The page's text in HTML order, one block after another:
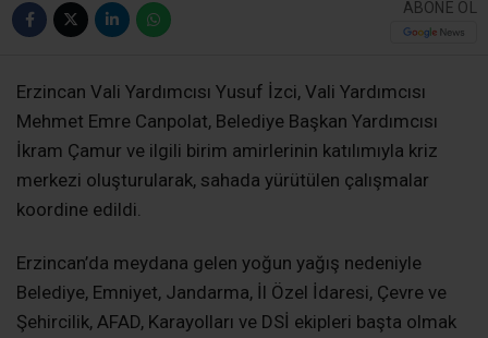
ABONE OL
Erzincan Vali Yardımcısı Yusuf İzci, Vali Yardımcısı
Mehmet Emre Canpolat, Belediye Başkan Yardımcısı
İkram Çamur ve ilgili birim amirlerinin katılımıyla kriz
merkezi oluşturularak, sahada yürütülen çalışmalar
koordine edildi.
Erzincan’da meydana gelen yoğun yağış nedeniyle
Belediye, Emniyet, Jandarma, İl Özel İdaresi, Çevre ve
Şehircilik, AFAD, Karayolları ve DSİ ekipleri başta olmak